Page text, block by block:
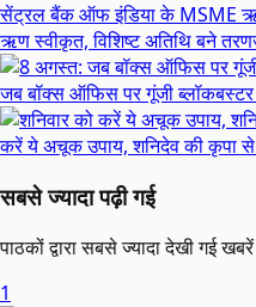
सेंट्रल बैंक ऑफ इंडिया के MSME
ऋण स्वीकृत, विशिष्ट अतिथि बने
जब बॉक्स ऑफिस पर गूंजी ब्लॉकबस्टर
करें ये अचूक उपाय, शनिदेव की कृपा से
सबसे ज्यादा पढ़ी गई
पाठकों द्वारा सबसे ज्यादा देखी गई खबरें
1